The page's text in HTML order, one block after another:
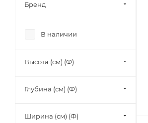
Бренд
В наличии
Высота (см) (Ф)
Глубина (см) (Ф)
Ширина (см) (Ф)